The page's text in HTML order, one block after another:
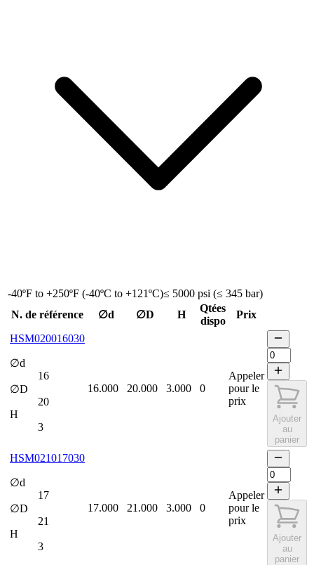
-40ºF to +250ºF (-40ºC to +121ºC)≤ 5000 psi (≤ 345 bar)
N. de référence
∅d ∅D H
Qtées
dispo
Prix
HSM020016030
∅d
16
∅D
20
H
3
16.000 20.000 3.000 0
Appeler
pour le
prix
Ajouter
au
panier
HSM021017030
∅d
17
∅D
21
H
3
17.000 21.000 3.000 0
Appeler
pour le
prix
Ajouter
au
panier